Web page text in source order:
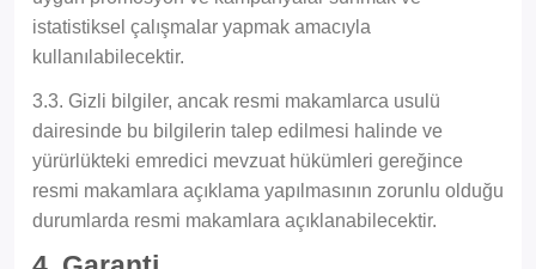
istatistiksel çalışmalar yapmak amacıyla
kullanılabilecektir.
3.3. Gizli bilgiler, ancak resmi makamlarca usulü
dairesinde bu bilgilerin talep edilmesi halinde ve
yürürlükteki emredici mevzuat hükümleri gereğince
resmi makamlara açıklama yapılmasının zorunlu olduğu
durumlarda resmi makamlara açıklanabilecektir.